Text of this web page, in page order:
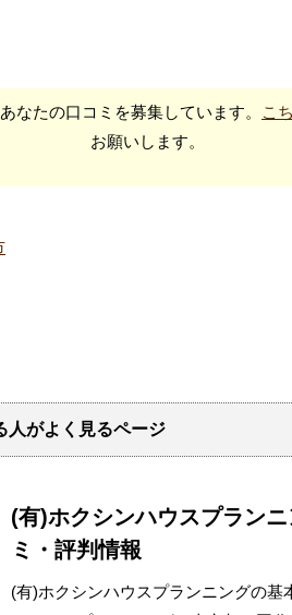
なたの口コミを募集しています。
こ
お願いします。
人がよく見るページ
(有)ホクシンハウスプラン
ミ・評判情報
(有)ホクシンハウスプランニングの基